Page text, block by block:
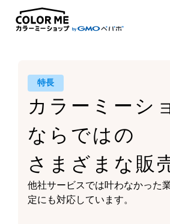
特長
カラーミーシ
ならではの
さまざまな販
他社サービスでは叶わなかった
定にも対応しています。